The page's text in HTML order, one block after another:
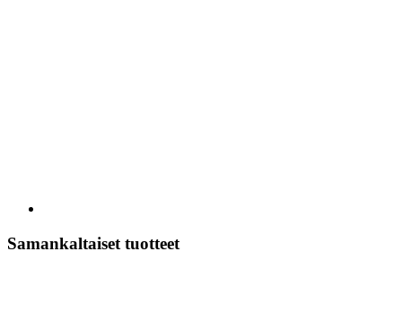
Samankaltaiset tuotteet